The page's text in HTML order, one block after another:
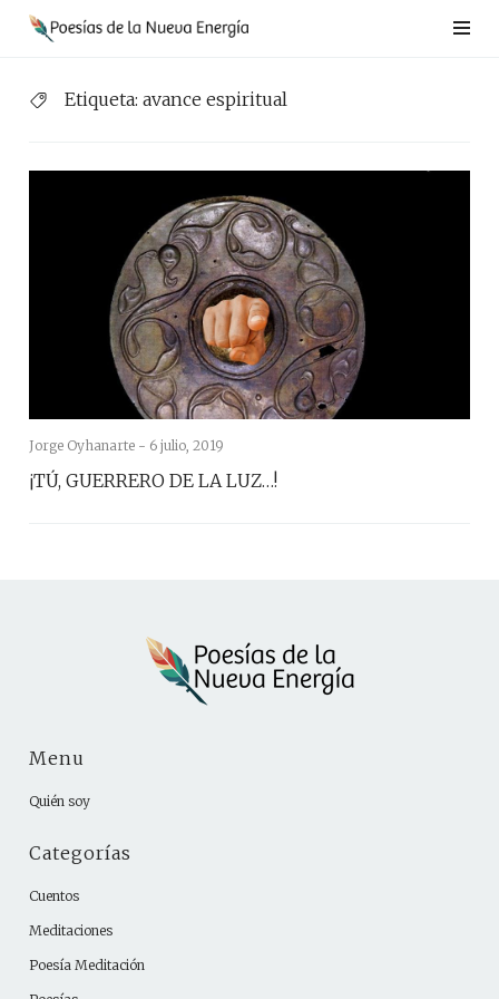
Saltar
Etiqueta: avance espiritual
Jorge Oyhanarte - 6 julio, 2019
¡TÚ, GUERRERO DE LA LUZ…!
Menu
Quién soy
Categorías
Cuentos
Meditaciones
Poesía Meditación